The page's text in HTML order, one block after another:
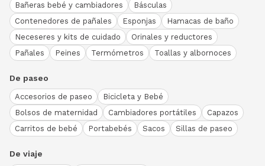
Bañeras bebé y cambiadores
Básculas
Contenedores de pañales
Esponjas
Hamacas de baño
Neceseres y kits de cuidado
Orinales y reductores
Pañales
Peines Termómetros Toallas y albornoces
De paseo
Accesorios de paseo
Bicicleta y Bebé
Bolsos de maternidad
Cambiadores portátiles
Capazos
Carritos de bebé
Portabebés Sacos Sillas de paseo
De viaje